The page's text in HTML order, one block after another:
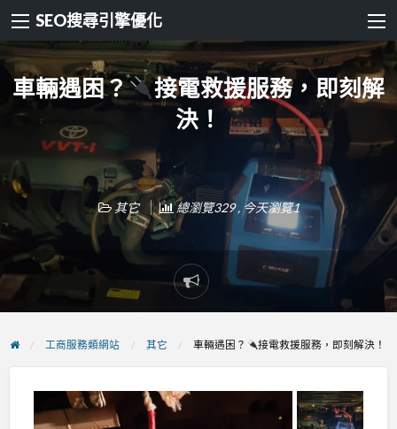
SEO搜尋引擎優化
車輛遇困？
接電救援服務，即刻解
決！
其它 總瀏覽329 , 今天瀏覽1
Report
problem
工商服務類網站 其它 車輛遇困？ 接電救援服務，即刻解決！